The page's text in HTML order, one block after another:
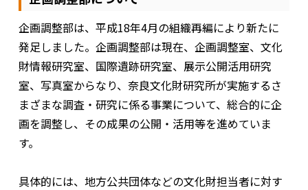
企画調整部は、平成18年4月の組織再編により新たに
発足しました。企画調整部は現在、企画調整室、文化
財情報研究室、国際遺跡研究室、展示公開活用研究
室、写真室からなり、奈良文化財研究所が実施するさ
まざまな調査・研究に係る事業について、総合的に企
画を調整し、その成果の公開・活用等を進めていま
す。
具体的には、地方公共団体などの文化財担当者に対す